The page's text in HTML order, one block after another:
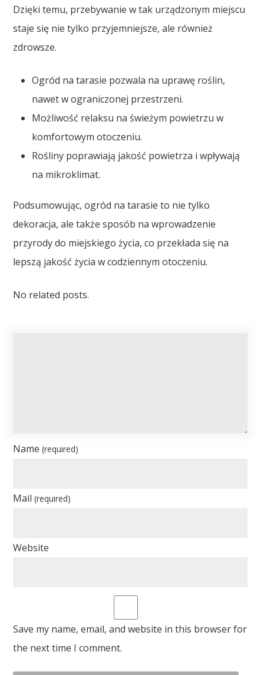
Dzięki temu, przebywanie w tak urządzonym miejscu
staje się nie tylko przyjemniejsze, ale również
zdrowsze.
Ogród na tarasie pozwala na uprawę roślin,
nawet w ograniczonej przestrzeni.
Możliwość relaksu na świeżym powietrzu w
komfortowym otoczeniu.
Rośliny poprawiają jakość powietrza i wpływają
na mikroklimat.
Podsumowując, ogród na tarasie to nie tylko
dekoracja, ale także sposób na wprowadzenie
przyrody do miejskiego życia, co przekłada się na
lepszą jakość życia w codziennym otoczeniu.
No related posts.
Name(required)
Mail(required)
Website
Save my name, email, and website in this browser for
the next time I comment.